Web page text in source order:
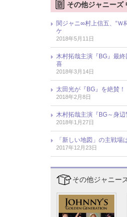
その他ジャニーズ
関ジャニ∞村上信五、“
ケ
2018年5月11日
木村拓哉主演『BG』最
喜
2018年3月14日
太田光が『BG』を絶賛
2018年2月8日
木村拓哉主演『BG～身
2018年1月27日
「新しい地図」の主戦
2017年12月23日
その他ジャニー